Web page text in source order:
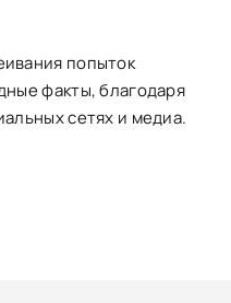
попыток
факты, благодаря
сетях и медиа.